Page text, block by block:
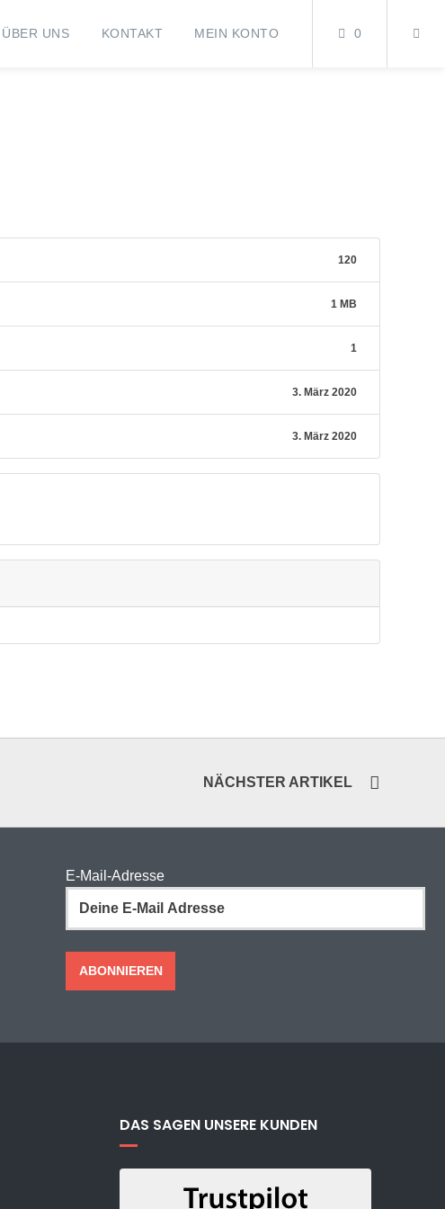
ÜBER UNS KONTAKT MEIN KONTO 0
120
1 MB
1
3. März 2020
3. März 2020
NÄCHSTER ARTIKEL
E-Mail-Adresse
DAS SAGEN UNSERE KUNDEN